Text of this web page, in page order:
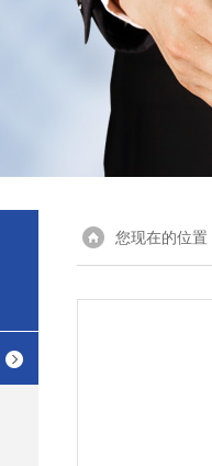
您现在的位置